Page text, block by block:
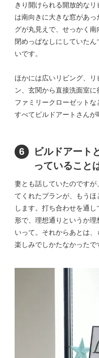
きり開けられる開放的な
は南向きに大きな窓があ
グが丸見えで、せっかく
閉めっぱなしにしていた
いです。
ほかには広いリビング、
ン、玄関から直接洗面室に
ファミリークローゼットな
すべてビルドアートさんが
6
ビルドアート
っていること
妻とも話していたのです
てくれたプランが、もう
します。打ち合わせを通
形で、理想通りというか
いって。それからあとは
楽しみでしかたなかったで